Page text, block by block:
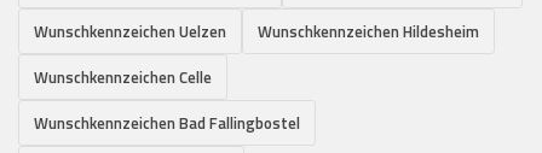
Wunschkennzeichen Uelzen
Wunschkennzeichen Hildesheim
Wunschkennzeichen Celle
Wunschkennzeichen Bad Fallingbostel